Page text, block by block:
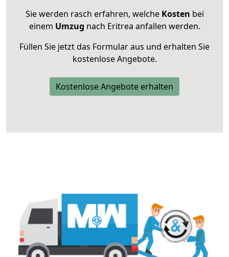
Sie werden rasch erfahren, welche Kosten bei
einem Umzug nach Eritrea anfallen werden.
Füllen Sie jetzt das Formular aus und erhalten Sie
kostenlose Angebote.
Kostenlose Angebote erhalten